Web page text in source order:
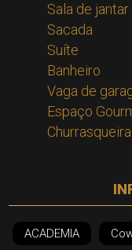
Sala de jantar
Sacada
Suíte
Banheiro
Vaga de
Espaço
Churrasqueira
ACADEMIA